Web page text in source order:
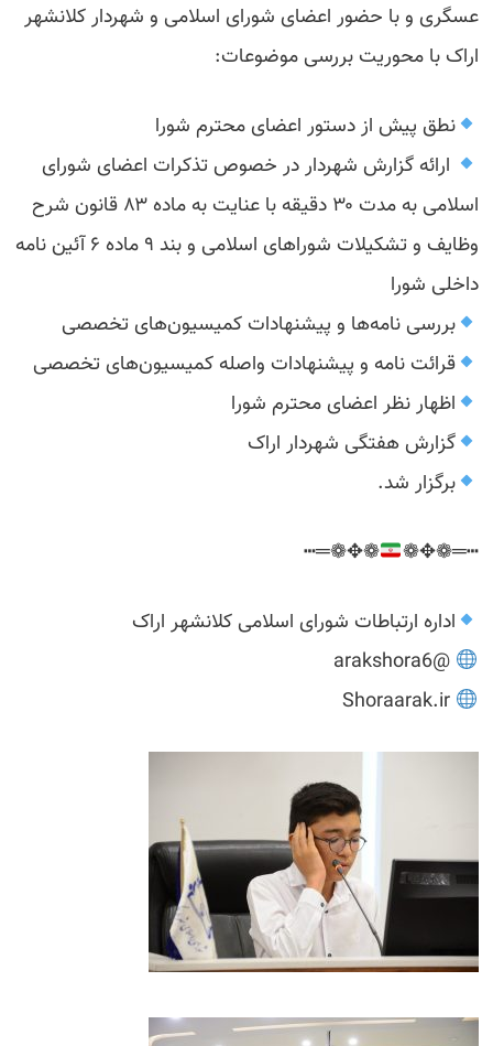
عسگری و با حضور اعضای شورای اسلامی و شهردار کلانشهر
اراک با محوریت بررسی موضوعات:
نطق پیش از دستور اعضای محترم شورا
ارائه گزارش شهردار در خصوص تذکرات اعضای شورای
اسلامی به مدت ۳۰ دقیقه با عنایت به ماده ۸۳ قانون شرح
وظایف و تشکیلات شوراهای اسلامی و بند ۹ ماده ۶ آئین نامه
داخلی شورا
بررسی نامه‌ها و پیشنهادات کمیسیون‌های تخصصی
قرائت نامه و پیشنهادات واصله کمیسیون‌های تخصصی
اظهار نظر اعضای محترم شورا
گزارش هفتگی شهردار اراک
برگزار شد.
┅═❁✥❁
❁✥❁═┅
اداره ارتباطات شورای اسلامی کلانشهر اراک
@arakshora6
Shoraarak.ir